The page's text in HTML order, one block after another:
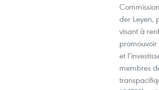
der Leyen,
visant à
et
membres